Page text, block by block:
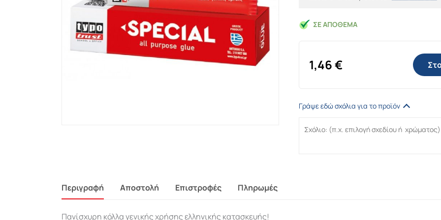
ΣΕ ΑΠΌΘΕΜΑ
1,46€
Γράψε εδώ σχόλια για το προϊόν
Περιγραφή Αποστολή Επιστροφές Πληρωμές
Πανίσχυρη κόλλα γενικής χρήσης ελληνικής κατασκευής!